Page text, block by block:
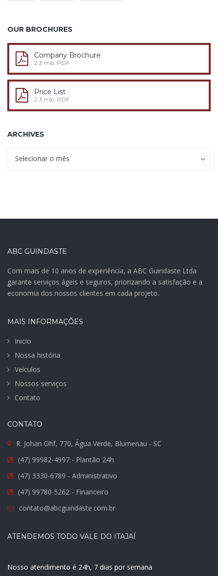
OUR BROCHURES
Company Brochure
2.3 mb, PDF
Price List
2.3 mb, PDF
ARCHIVES
Selecionar o mês
ABC GUINDASTE
Com mais de 10 anos de experiência, a ABC Guindaste Ltda
garante serviços ágeis e seguros, priorizando a satisfação e a
economia dos nossos clientes em cada projeto.
MAIS INFORMAÇÕES
Inicio
Nossa história
Veículos
Nossos serviços
Contato
CONTATO
R. Johan Ohf, 770, Água Verde, Blumenau - SC
(47) 99982-4997 - Plantão 24h
(47) 3330-6789 - Administrativo
(47) 99780-5262 - Financeiro
contato@abcguindaste.com.br
ATENDEMOS TODO VALE DO ITAJAÍ
Nosso atendimento é 24h, 7 dias por semana